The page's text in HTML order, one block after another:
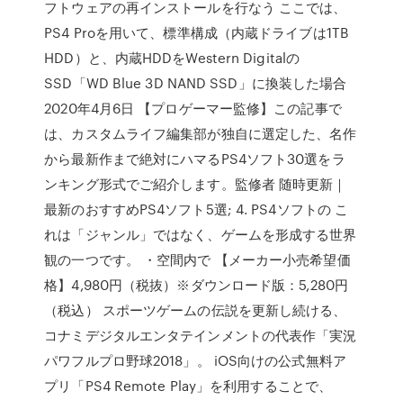
フトウェアの再インストールを行なう ここでは、
PS4 Proを用いて、標準構成（内蔵ドライブは1TB
HDD）と、内蔵HDDをWestern Digitalの
SSD「WD Blue 3D NAND SSD」に換装した場合
2020年4月6日 【プロゲーマー監修】この記事で
は、カスタムライフ編集部が独自に選定した、名作
から最新作まで絶対にハマるPS4ソフト30選をラ
ンキング形式でご紹介します。監修者 随時更新｜
最新のおすすめPS4ソフト5選; 4. PS4ソフトの こ
れは「ジャンル」ではなく、ゲームを形成する世界
観の一つです。 ・空間内で 【メーカー小売希望価
格】4,980円（税抜）※ダウンロード版：5,280円
（税込） スポーツゲームの伝説を更新し続ける、
コナミデジタルエンタテインメントの代表作「実況
パワフルプロ野球2018」。 iOS向けの公式無料ア
プリ「PS4 Remote Play」を利用することで、